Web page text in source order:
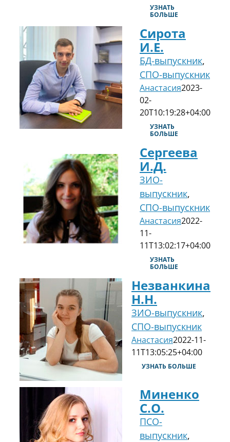
УЗНАТЬ
БОЛЬШЕ
Сирота
И.Е.
БД-выпускник,
СПО-выпускник
Анастасия2023-
02-
20T10:19:28+04:00
УЗНАТЬ
БОЛЬШЕ
Сергеева
И.Д.
ЗИО-
выпускник,
СПО-выпускник
Анастасия2022-
11-
11T13:02:17+04:00
УЗНАТЬ
БОЛЬШЕ
Незванкина
Н.Н.
ЗИО-выпускник,
СПО-выпускник
Анастасия2022-11-
11T13:05:25+04:00
УЗНАТЬ БОЛЬШЕ
Миненко
С.О.
ПСО-
выпускник,